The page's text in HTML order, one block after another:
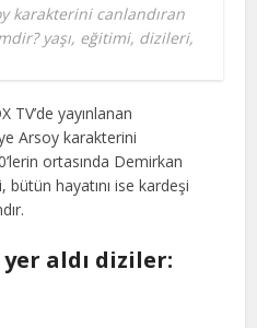
karakterini canlandıran
yaşı, eğitimi, dizileri,
TV’de yayınlanan
Arsoy karakterini
ortasında Demirkan
bütün hayatını ise kardeşi
aldı diziler: